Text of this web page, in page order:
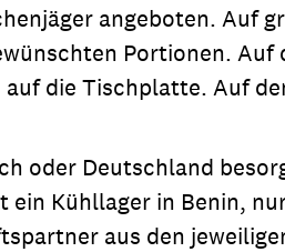
angeboten. Auf
Portionen.
die Tischplatte. Auf
oder Deutschland
ein Kühllager in Benin,
aus den